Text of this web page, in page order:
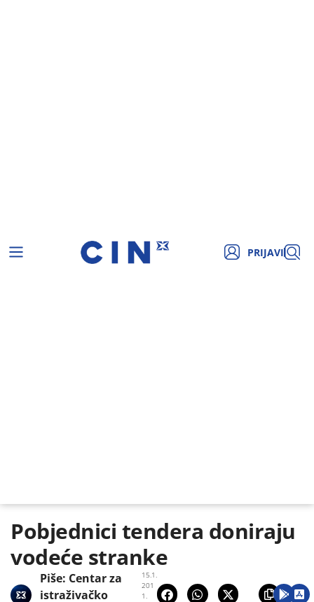
PRIJAVI
Pobjednici tendera doniraju
vodeće stranke
15.1.
201
1.
Piše: Centar za
istraživačko